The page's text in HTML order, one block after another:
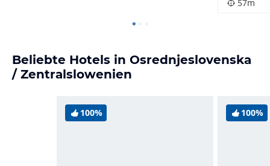
57m
Beliebte Hotels in Osrednjeslovenska
/ Zentralslowenien
100% 100%